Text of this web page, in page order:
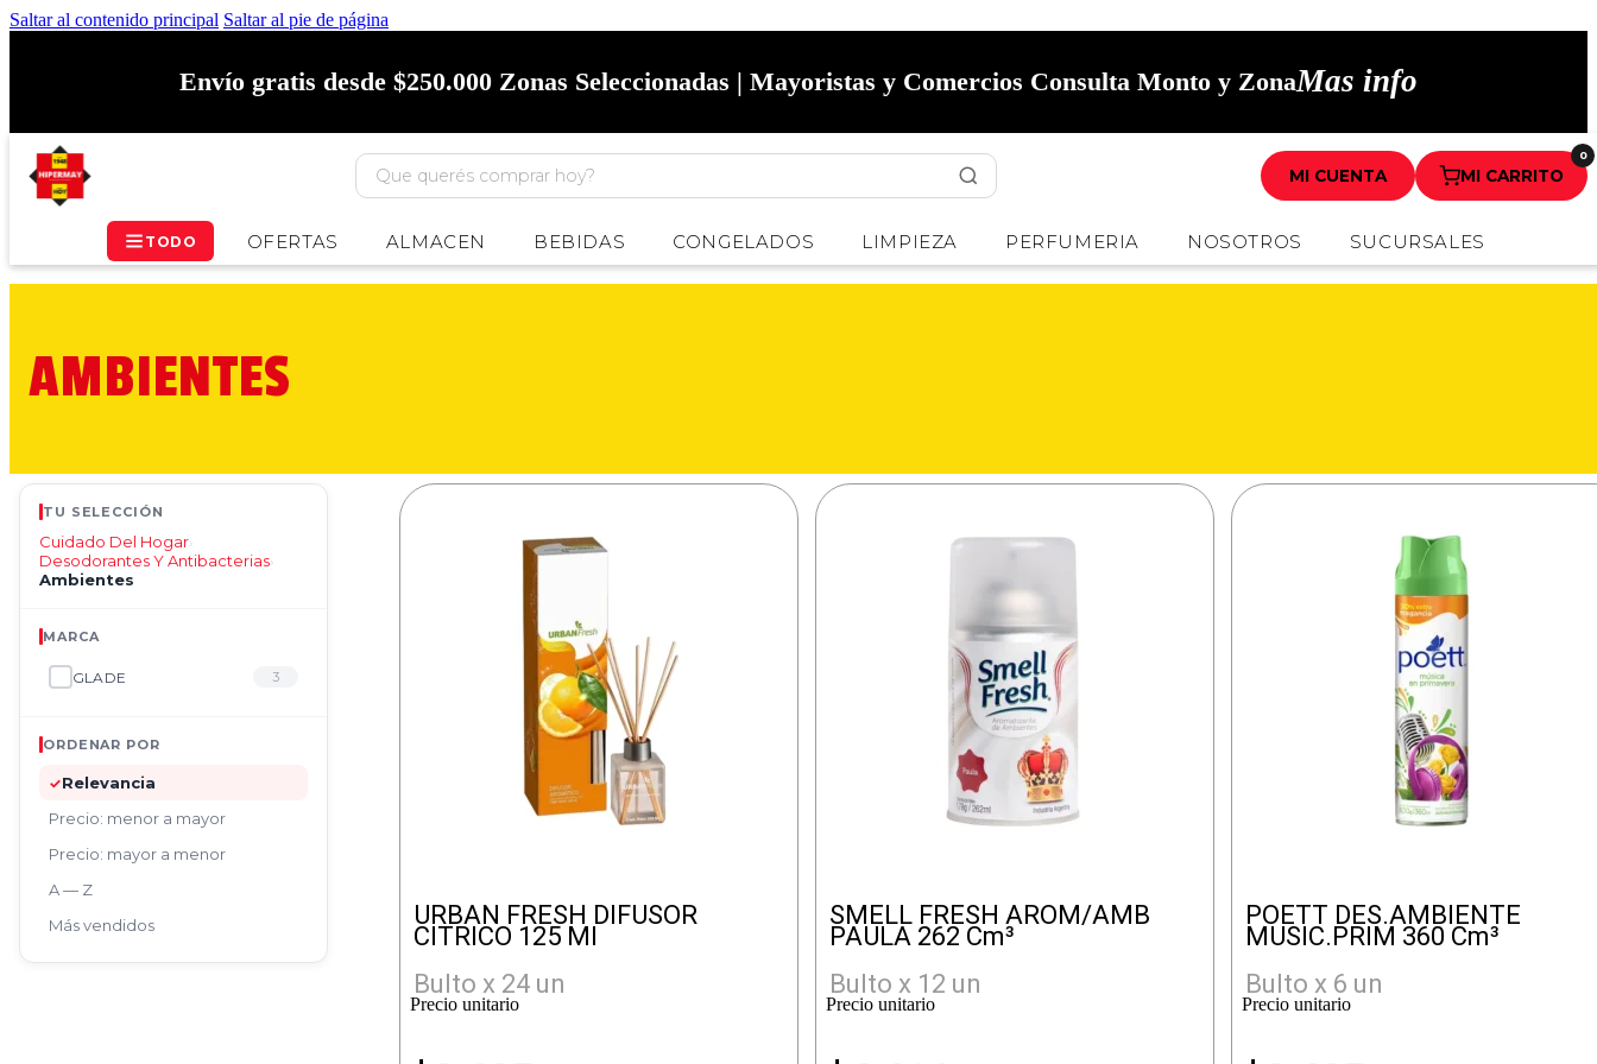
Saltar al contenido principal Saltar al pie de página
Envío gratis desde $250.000 Zonas Seleccionadas | Mayoristas y Comercios Consulta Monto y ZonaMas info
MI CUENTA MI CARRITO
0
TODO OFERTAS ALMACEN BEBIDAS CONGELADOS LIMPIEZA PERFUMERIA NOSOTROS SUCURSALES
AMBIENTES
TU SELECCIÓN
Cuidado Del Hogar›
Desodorantes Y Antibacterias›
Ambientes
MARCA
GLADE 3
ORDENAR POR
✓Relevancia
Precio: menor a mayor
Precio: mayor a menor
A — Z
Más vendidos
URBAN FRESH DIFUSOR
CITRICO 125 Ml
Bulto x 24 un
Precio unitario
SMELL FRESH AROM/AMB
PAULA 262 Cm³
Bulto x 12 un
Precio unitario
POETT DES.AMBIENTE
MUSIC.PRIM 360 Cm³
Bulto x 6 un
Precio unitario